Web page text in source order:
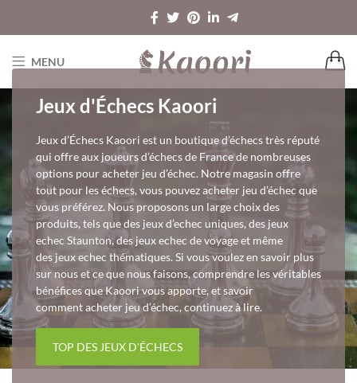
MENU
Jeux d'Échecs Kaoori
Jeux d’Échecs Kaoori est un boutique d’échecs très réputé
qui offre aux joueurs d’échecs de France de nombreuses
options pour acheter jeu d’échec. Notre magasin offre
tout pour les échecs, vous pouvez acheter jeu d’échec que
vous préférez. Nous proposons un large choix des
produits, tels que des jeux d’echec uniques, des jeux
echec Staunton, des jeux echec de voyage et même
des jeux echec thématiques. Si vous voulez en savoir plus
sur nous et ce que nous faisons, comprendre les véritables
bénéfices que Kaoori vous apporte, et savoir
comment acheter jeu d’échec, continuez à lire.
TOP DES JEUX D'ÉCHECS